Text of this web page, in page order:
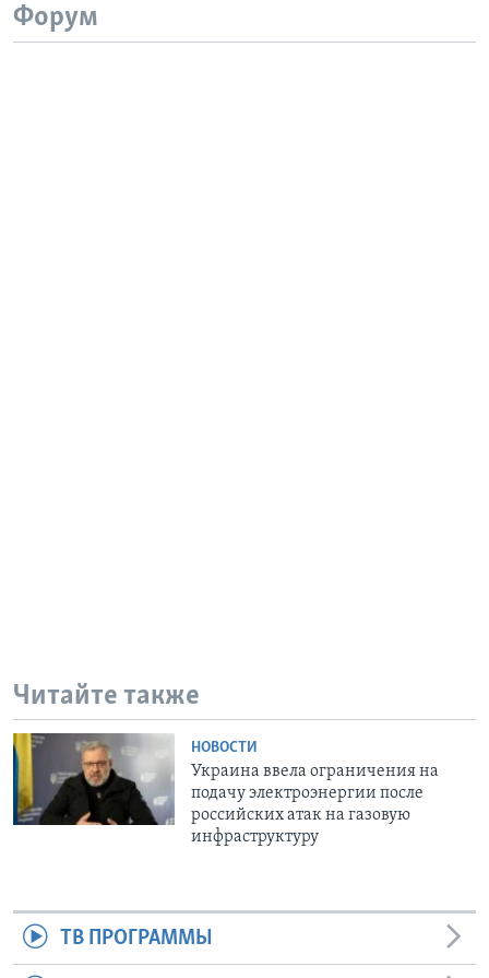
Форум
Читайте также
НОВОСТИ
Украина ввела ограничения на
подачу электроэнергии после
российских атак на газовую
инфраструктуру
ТВ ПРОГРАММЫ